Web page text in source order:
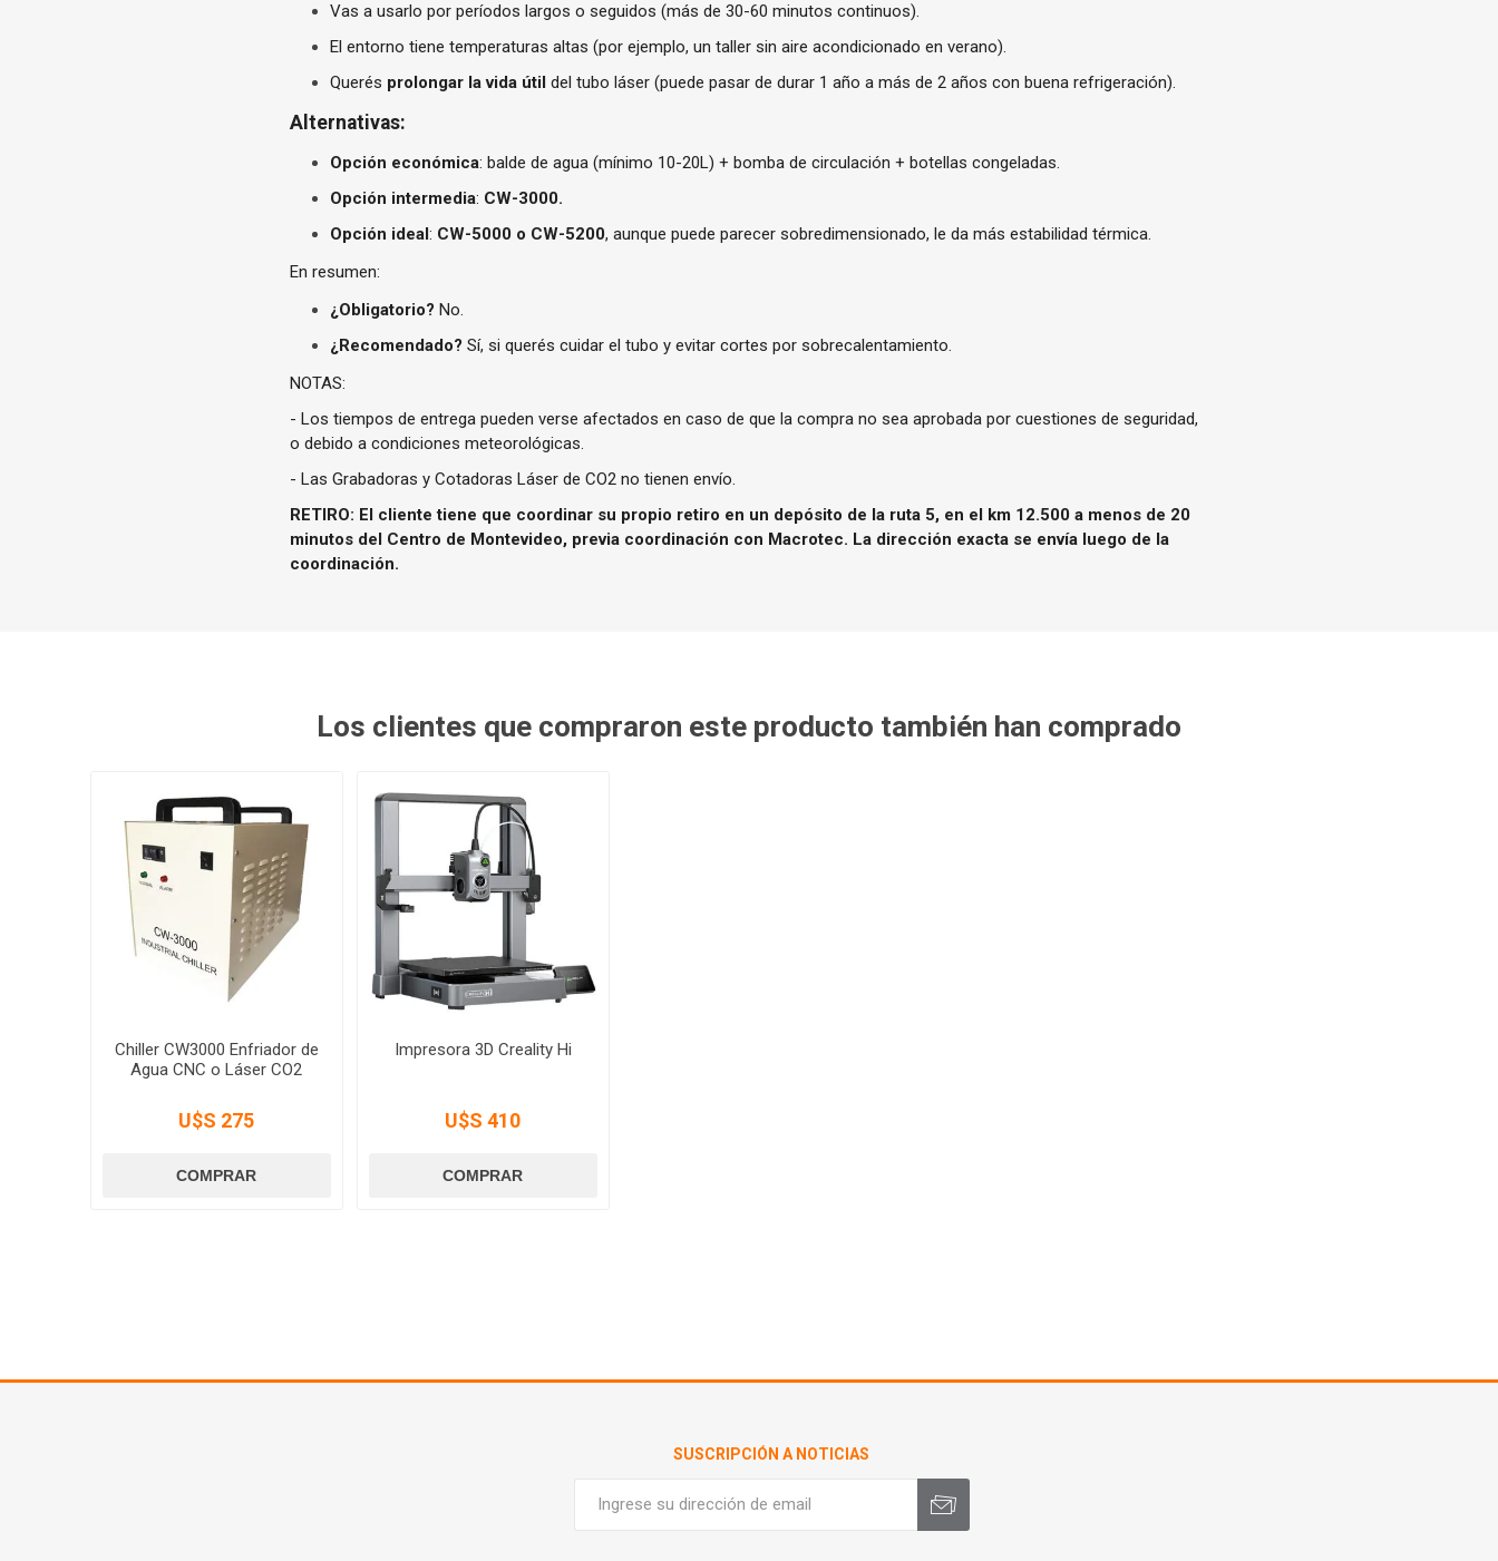
Vas a usarlo por períodos largos o seguidos (más de 30-60 minutos continuos).
El entorno tiene temperaturas altas (por ejemplo, un taller sin aire acondicionado en verano).
Querés prolongar la vida útil del tubo láser (puede pasar de durar 1 año a más de 2 años con buena refrigeración).
Alternativas:
Opción económica: balde de agua (mínimo 10-20L) + bomba de circulación + botellas congeladas.
Opción intermedia: CW-3000.
Opción ideal: CW-5000 o CW-5200, aunque puede parecer sobredimensionado, le da más estabilidad térmica.
En resumen:
¿Obligatorio? No.
¿Recomendado? Sí, si querés cuidar el tubo y evitar cortes por sobrecalentamiento.
NOTAS:
- Los tiempos de entrega pueden verse afectados en caso de que la compra no sea aprobada por cuestiones de seguridad,
o debido a condiciones meteorológicas.
- Las Grabadoras y Cotadoras Láser de CO2 no tienen envío.
RETIRO: El cliente tiene que coordinar su propio retiro en un depósito de la ruta 5, en el km 12.500 a menos de 20
minutos del Centro de Montevideo, previa coordinación con Macrotec. La dirección exacta se envía luego de la
coordinación.
Los clientes que compraron este producto también han comprado
Chiller CW3000 Enfriador de
Agua CNC o Láser CO2
U$S 275
Impresora 3D Creality Hi
U$S 410
SUSCRIPCIÓN A NOTICIAS